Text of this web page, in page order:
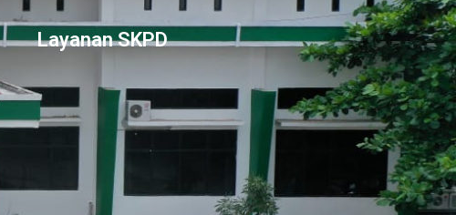
Layanan SKPD